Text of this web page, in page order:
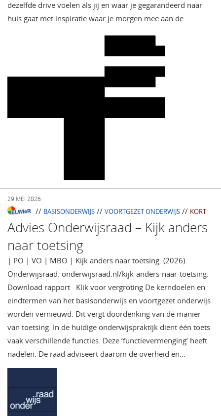
dezelfde drive voelen als jij en waar je gegarandeerd naar
huis gaat met inspiratie waar je morgen mee aan de…
29 MEI 2026
// BASISONDERWIJS //VOORTGEZET ONDERWIJS // KORT
Advies Onderwijsraad – Kijk anders
naar toetsing
| PO | VO | MBO | Kijk anders naar toetsing. (2026).
Onderwijsraad. onderwijsraad.nl/kijk-anders-naar-toetsing.
Download rapport Klik voor vergroting De kerndoelen en
eindtermen van het basisonderwijs en voortgezet onderwijs
worden vernieuwd. Dit vergt doordenking van de manier
van toetsing. In de huidige onderwijspraktijk dient één toets
vaak verschillende functies. Deze ‘functievermenging’ heeft
nadelen. De raad adviseert daarom de overheid en…